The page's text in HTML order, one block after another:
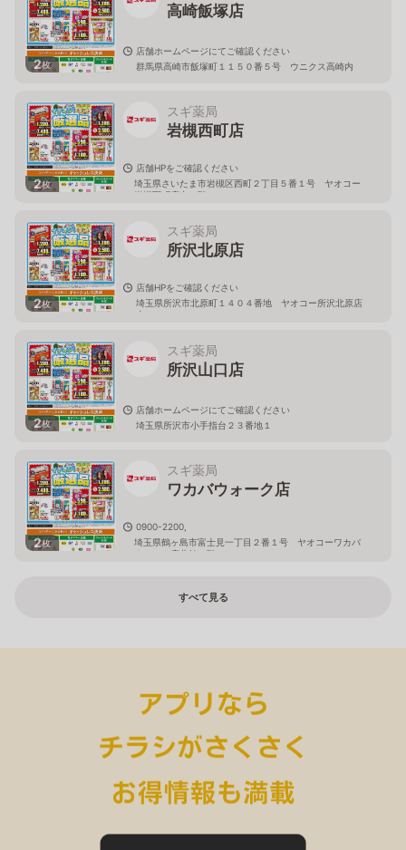
2枚
高崎飯塚店
店舗ホームページにてご確認ください
群馬県高崎市飯塚町１１５０番５号 ウニクス高崎内
2枚
スギ薬局
岩槻西町店
店舗HPをご確認ください
埼玉県さいたま市岩槻区西町２丁目５番１号 ヤオコー
岩槻西町店内１階
2枚
スギ薬局
所沢北原店
店舗HPをご確認ください
埼玉県所沢市北原町１４０４番地 ヤオコー所沢北原店
内
2枚
スギ薬局
所沢山口店
店舗ホームページにてご確認ください
埼玉県所沢市小手指台２３番地１
2枚
スギ薬局
ワカバウォーク店
0900-2200,
埼玉県鶴ヶ島市富士見一丁目２番１号 ヤオコーワカバ
ウォーク店北館１階
すべて見る